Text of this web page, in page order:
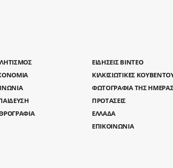
ΕΙΔΗΣΕΙΣ ΒΙΝΤΕΟ
ΚΙΛΚΙΣΙΩΤΙΚΕΣ
ΦΩΤΟΓΡΑΦΙΑ ΤΗΣ
ΠΡΟΤΑΣΕΙΣ
ΕΛΛΑΔΑ
ΕΠΙΚΟΙΝΩΝΙΑ